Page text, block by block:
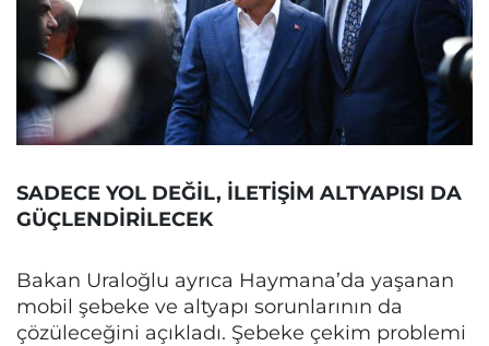
SADECE YOL DEĞİL, İLETİŞİM ALTYAPISI DA
GÜÇLENDİRİLECEK
Bakan Uraloğlu ayrıca Haymana’da yaşanan
mobil şebeke ve altyapı sorunlarının da
çözüleceğini açıkladı. Şebeke çekim problemi